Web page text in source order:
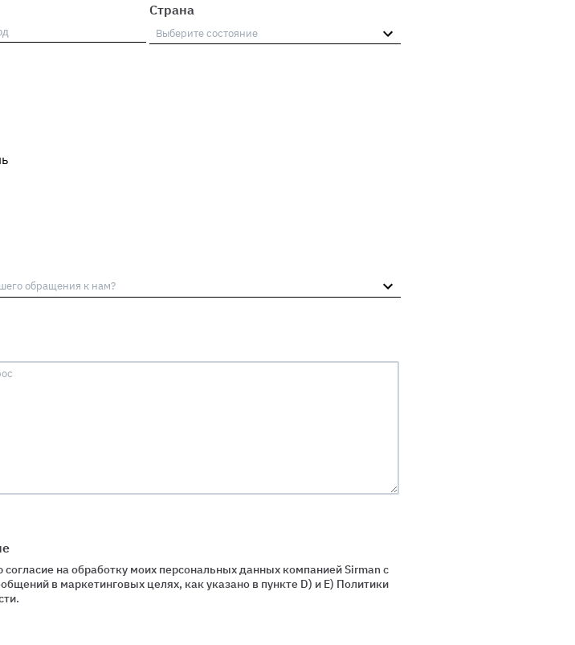
Страна
на обработку моих персональных данных компанией Sirman с
в маркетинговых целях, как указано в пункте D) и E) Политики